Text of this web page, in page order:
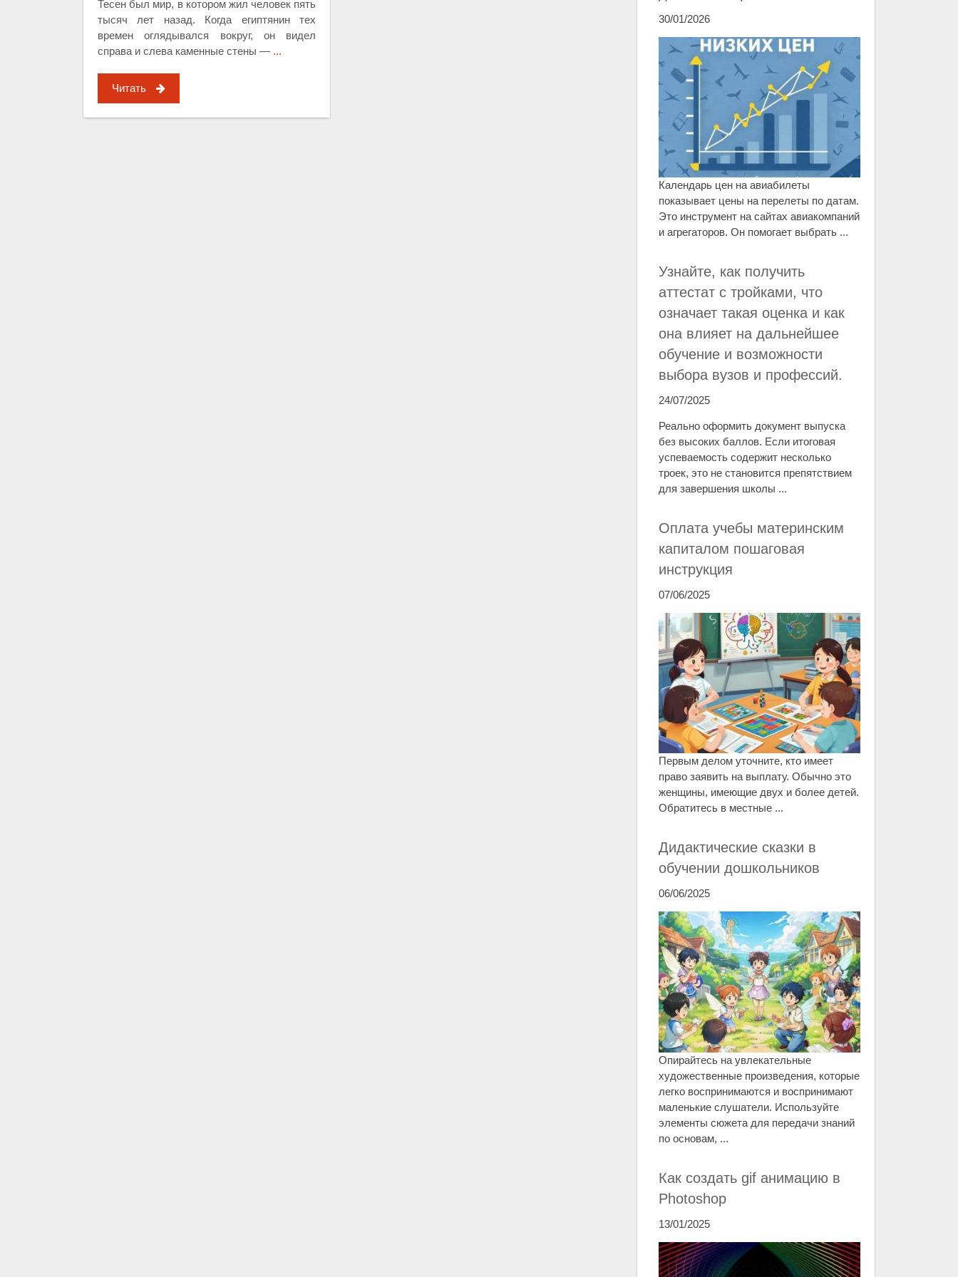
Тесен был мир, в котором жил человек пять
тысяч лет назад. Когда египтянин тех
времен оглядывался вокруг, он видел
справа и слева каменные стены — ...
Читать
30/01/2026
Календарь цен на авиабилеты
показывает цены на перелеты по датам.
Это инструмент на сайтах авиакомпаний
и агрегаторов. Он помогает выбрать ...
Узнайте, как получить
аттестат с тройками, что
означает такая оценка и как
она влияет на дальнейшее
обучение и возможности
выбора вузов и профессий.
24/07/2025
Реально оформить документ выпуска
без высоких баллов. Если итоговая
успеваемость содержит несколько
троек, это не становится препятствием
для завершения школы ...
Оплата учебы материнским
капиталом пошаговая
инструкция
07/06/2025
Первым делом уточните, кто имеет
право заявить на выплату. Обычно это
женщины, имеющие двух и более детей.
Обратитесь в местные ...
Дидактические сказки в
обучении дошкольников
06/06/2025
Опирайтесь на увлекательные
художественные произведения, которые
легко воспринимаются и воспринимают
маленькие слушатели. Используйте
элементы сюжета для передачи знаний
по основам, ...
Как создать gif анимацию в
Photoshop
13/01/2025